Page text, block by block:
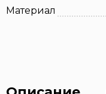
Материал